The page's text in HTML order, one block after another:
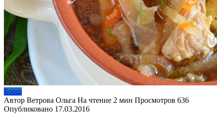
Борщ
Автор Ветрова Ольга На чтение 2 мин Просмотров 636
Опубликовано 17.03.2016